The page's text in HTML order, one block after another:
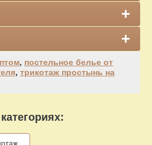
, постельное белье от
, трикотаж простынь на